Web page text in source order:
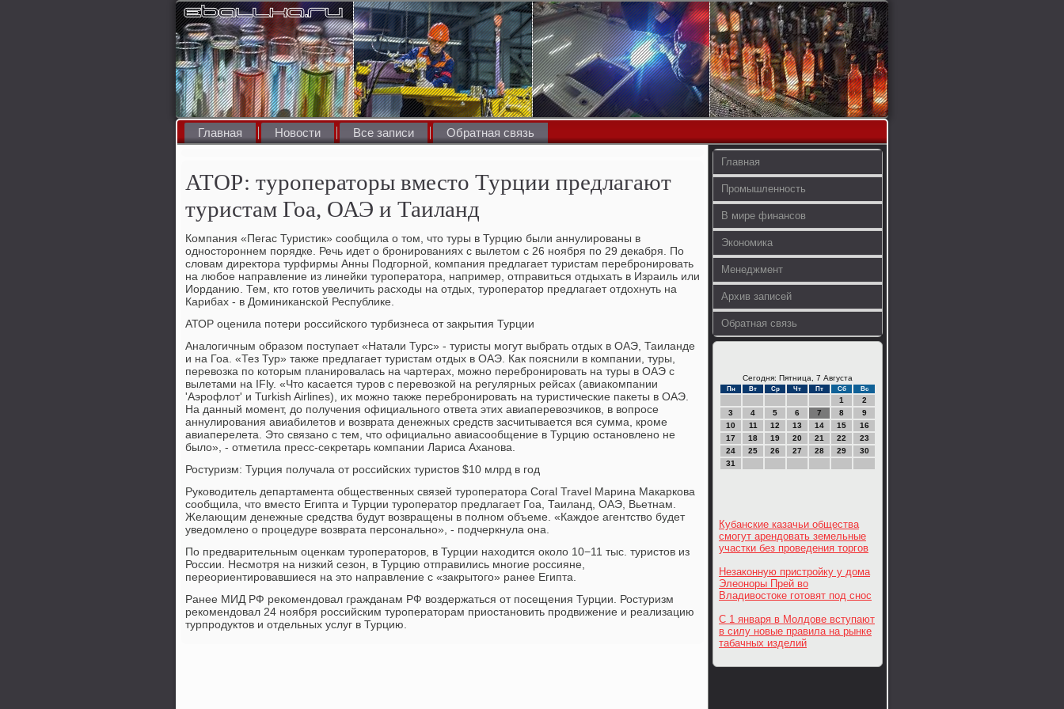
Главная Новости Все записи Обратная связь
АТОР: туроператоры вместо Турции предлагают
туристам Гоа, ОАЭ и Таиланд
Компания «Пегас Туристик» сообщила о том, что туры в Турцию были аннулированы в
одностороннем порядке. Речь идет о бронированиях с вылетом с 26 ноября по 29 декабря. По
словам директора турфирмы Анны Подгорной, компания предлагает туристам перебронировать
на любое направление из линейки туроператора, например, отправиться отдыхать в Израиль или
Иорданию. Тем, кто готов увеличить расходы на отдых, туроператор предлагает отдохнуть на
Карибах - в Доминиканской Республике.
АТОР оценила потери российского турбизнеса от закрытия Турции
Аналогичным образом поступает «Натали Турс» - туристы могут выбрать отдых в ОАЭ, Таиланде
и на Гоа. «Тез Тур» также предлагает туристам отдых в ОАЭ. Как пояснили в компании, туры,
перевозка по которым планировалась на чартерах, можно перебронировать на туры в ОАЭ с
вылетами на IFly. «Что касается туров с перевозкой на регулярных рейсах (авиакомпании
'Аэрофлот' и Turkish Airlines), их можно также перебронировать на туристические пакеты в ОАЭ.
На данный момент, до получения официального ответа этих авиаперевозчиков, в вопросе
аннулирования авиабилетов и возврата денежных средств засчитывается вся сумма, кроме
авиаперелета. Это связано с тем, что официально авиасообщение в Турцию остановлено не
было», - отметила пресс-секретарь компании Лариса Аханова.
Ростуризм: Турция получала от российских туристов $10 млрд в год
Руководитель департамента общественных связей туроператора Coral Travel Марина Макаркова
сообщила, что вместо Египта и Турции туроператор предлагает Гоа, Таиланд, ОАЭ, Вьетнам.
Желающим денежные средства будут возвращены в полном объеме. «Каждое агентство будет
уведомлено о процедуре возврата персонально», - подчеркнула она.
По предварительным оценкам туроператоров, в Турции находится около 10−11 тыс. туристов из
России. Несмотря на низкий сезон, в Турцию отправились многие россияне,
переориентировавшиеся на это направление с «закрытого» ранее Египта.
Ранее МИД РФ рекомендовал гражданам РФ воздержаться от посещения Турции. Ростуризм
рекомендовал 24 ноября российским туроператорам приостановить продвижение и реализацию
турпродуктов и отдельных услуг в Турцию.
Главная
Промышленность
В мире финансов
Экономика
Менеджмент
Архив записей
Обратная связь
Сегодня: Пятница, 7 Августа
Пн Вт Ср Чт Пт Сб Вс
1
2
3
4 5 6 7 8
9
10
11 12 13 14 15
16
17
18 19 20 21 22
23
24
25 26 27 28 29
30
31
Кубанские казачьи общества
смогут арендовать земельные
участки без проведения торгов
Незаконную пристройку у дома
Элеоноры Прей во
Владивостоке готовят под снос
С 1 января в Молдове вступают
в силу новые правила на рынке
табачных изделий